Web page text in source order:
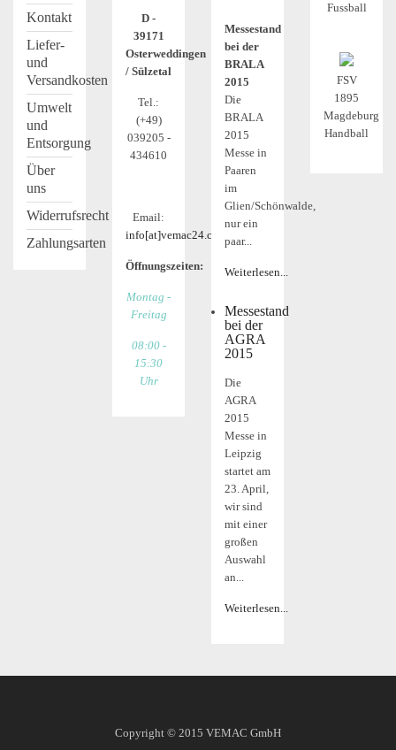
Kontakt
Liefer-
und
Versandkosten
Umwelt
und
Entsorgung
Über
uns
Widerrufsrecht
Zahlungsarten
D -
39171
Osterweddingen
/ Sülzetal
Tel.:
(+49)
039205 -
434610
Email:
info[at]vemac24.com
Öffnungszeiten:
Montag -
Freitag
08:00 -
15:30
Uhr
Messestand
bei der
BRALA
2015
Die
BRALA
2015
Messe in
Paaren
im
Glien/Schönwalde,
nur ein
paar...
Weiterlesen...
Messestand
bei der
AGRA
2015
Die
AGRA
2015
Messe in
Leipzig
startet am
23. April,
wir sind
mit einer
großen
Auswahl
an...
Weiterlesen...
Fussball
FSV
1895
Magdeburg
Handball
Copyright © 2015 VEMAC GmbH